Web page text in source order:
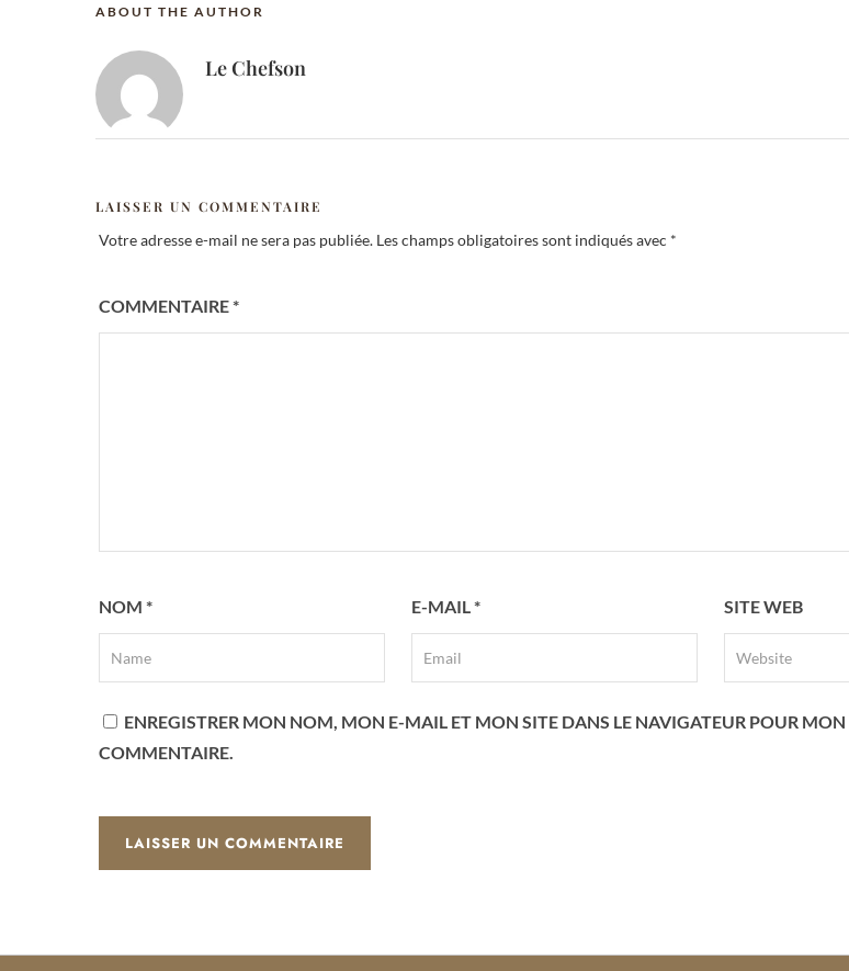
ABOUT THE AUTHOR
Le Chefson
LAISSER UN COMMENTAIRE
Votre adresse e-mail ne sera pas publiée. Les champs obligatoires sont indiqués avec *
COMMENTAIRE*
NOM * E-MAIL * SITE WEB
ENREGISTRER MON NOM, MON E-MAIL ET MON SITE DANS LE NAVIGATEUR POUR
COMMENTAIRE.